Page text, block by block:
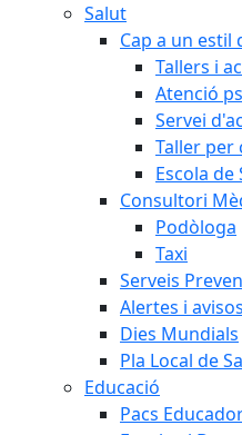
Salut
Cap a un estil
Tallers i
Atenció
Servei
Taller per
Escola de
Consultori
Podòloga
Taxi
Serveis
Alertes i
Dies Mundials
Pla Local de
Educació
Pacs